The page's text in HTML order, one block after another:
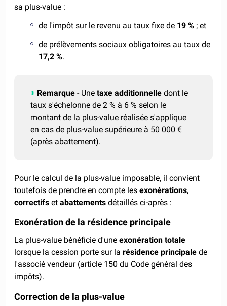
sa plus-value :
de l'impôt sur le revenu au taux fixe de 19 % ; et
de prélèvements sociaux obligatoires au taux de
17,2 %.
Remarque - Unetaxe additionnelle dont le
taux s'échelonne de 2 % à 6 % selon le
montant de la plus-value réalisée s'applique
en cas de plus-value supérieure à 50 000 €
(après abattement).
Pour le calcul de la plus-value imposable, il convient
toutefois de prendre en compte lesexonérations,
correctifs etabattements détaillés ci-après :
Exonération de la résidence principale
La plus-value bénéficie d'uneexonération totale
lorsque la cession porte sur larésidence principale de
l'associé vendeur (article 150 du Code général des
impôts).
Correction de la plus-value